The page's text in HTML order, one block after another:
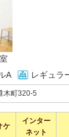
A レギュラ
木町320-5
ケ
インター
ネット